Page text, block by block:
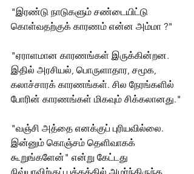
"இரண்டு நாடுகளும் சண்டையிட்டு
கொள்வதற்குக் காரணம் என்ன அம்மா ?"
"ஏராளமான காரணங்கள் இருக்கின்றன.
இதில் அரசியல், பொருளாதார, சமூக,
கலாச்சாரக் காரணங்கள். சில நேரங்களில்
போரின் காரணங்கள் மிகவும் சிக்கலானது."
"வஞ்சி அத்தை எனக்குப் புரியவில்லை.
இன்னும் கொஞ்சம் தெளிவாகக்
கூறுங்களேன்" என்று கேட்டது